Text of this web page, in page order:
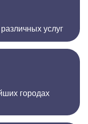
услуг
городах